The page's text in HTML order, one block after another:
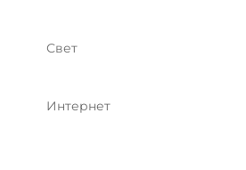
Свет
Интернет